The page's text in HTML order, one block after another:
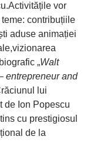
vor
contribuțiile
aduse animației
„Walt
entrepreneur and
lui
de Ion Popescu
cu prestigiosul
de la